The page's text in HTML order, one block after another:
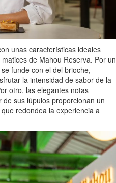
unas características ideales
de Mahou Reserva. Por un
funde con el del brioche,
la intensidad de sabor de la
otro, las elegantes notas
sus lúpulos proporcionan un
redondea la experiencia a